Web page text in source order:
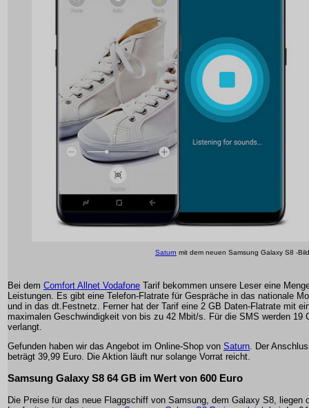
Saturn mit dem neuen Samsung Galaxy S8 -
Bei dem Comfort Allnet Vodafone Tarif bekommen unsere Leser eine
Leistungen. Es gibt eine Telefon-Flatrate für Gespräche in das nationale
und in das dt.Festnetz. Ferner hat der Tarif eine 2 GB Daten-Flatrate mit
maximalen Geschwindigkeit von bis zu 42 Mbit/s. Für die SMS werden 19
verlangt.
Gefunden haben wir das Angebot im Online-Shop von Saturn. Der
beträgt 39,99 Euro. Die Aktion läuft nur solange Vorrat reicht.
Samsung Galaxy S8 64 GB im Wert von 600 Euro
Die Preise für das neue Flaggschiff von Samsung, dem Galaxy S8, liegen